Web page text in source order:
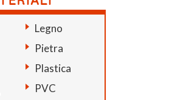
Legno
Pietra
Plastica
PVC